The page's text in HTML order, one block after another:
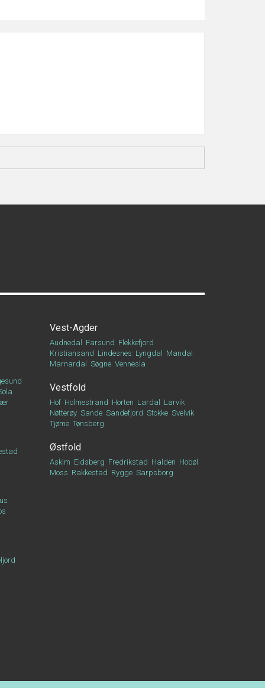
Vest-Agder
Audnedal Farsund Flekkefjord
Kristiansand Lindesnes Lyngdal
Mandal
Marnardal
Søgne Vennesla
Vestfold
Hof Holmestrand Horten Lardal
Larvik
Nøtterøy Sande Sandefjord Stokke Svelvik
Tjøme Tønsberg
Østfold
Askim Eidsberg Fredrikstad Halden Hobøl
Moss Rakkestad Rygge Sarpsborg